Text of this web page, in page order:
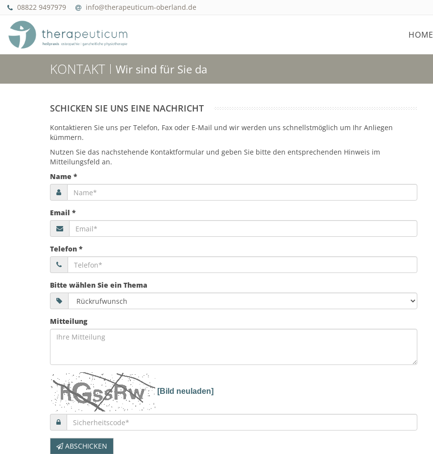
08822 9497979 info@therapeuticum-oberland.de
HOME
KONTAKT Wir sind für Sie da
SCHICKEN SIE UNS EINE NACHRICHT
Kontaktieren Sie uns per Telefon, Fax oder E-Mail und wir werden uns schnellstmöglich um Ihr Anliegen
kümmern.
Nutzen Sie das nachstehende Kontaktformular und geben Sie bitte den entsprechenden Hinweis im
Mitteilungsfeld an.
Name *
Email *
Telefon *
Bitte wählen Sie ein Thema
Mitteilung
[Bild neuladen]
ABSCHICKEN